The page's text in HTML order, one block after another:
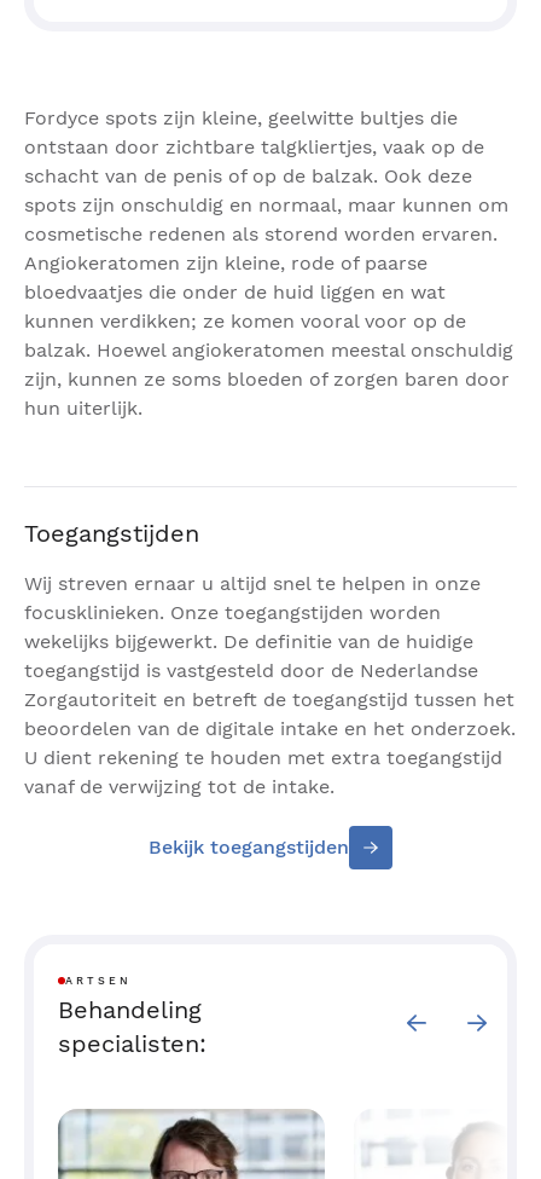
Fordyce spots zijn kleine, geelwitte bultjes die
ontstaan door zichtbare talgkliertjes, vaak op de
schacht van de penis of op de balzak. Ook deze
spots zijn onschuldig en normaal, maar kunnen om
cosmetische redenen als storend worden ervaren.
Angiokeratomen zijn kleine, rode of paarse
bloedvaatjes die onder de huid liggen en wat
kunnen verdikken; ze komen vooral voor op de
balzak. Hoewel angiokeratomen meestal onschuldig
zijn, kunnen ze soms bloeden of zorgen baren door
hun uiterlijk.
Toegangstijden
Wij streven ernaar u altijd snel te helpen in onze
focusklinieken. Onze toegangstijden worden
wekelijks bijgewerkt. De definitie van de huidige
toegangstijd is vastgesteld door de Nederlandse
Zorgautoriteit en betreft de toegangstijd tussen het
beoordelen van de digitale intake en het onderzoek.
U dient rekening te houden met extra toegangstijd
vanaf de verwijzing tot de intake.
Bekijk toegangstijden
ARTSEN
Behandeling
specialisten: